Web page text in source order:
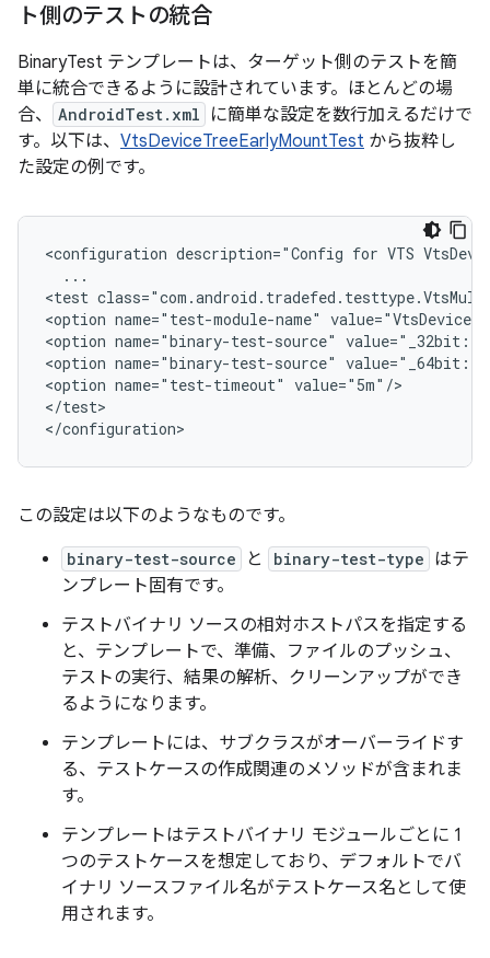
ト側のテストの統合
BinaryTest テンプレートは、ターゲット側のテストを簡
単に統合できるように設計されています。ほとんどの場
合、
AndroidTest.xml
に簡単な設定を数行加えるだけで
す。以下は、 VtsDeviceTreeEarlyMountTest から抜粋し
た設定の例です。
<configuration description="Config for VTS
  ...
<test
<option name="test-module-name"
<option name="binary-test-source"
<option name="binary-test-source"
<option name="test-timeout" value="5m"/>
</test>
この設定は以下のようなものです。
binary-test-source と binary-test-type はテ
ンプレート固有です。
テストバイナリ ソースの相対ホストパスを指定する
と、テンプレートで、準備、ファイルのプッシュ、
テストの実行、結果の解析、クリーンアップができ
るようになります。
テンプレートには、サブクラスがオーバーライドす
る、テストケースの作成関連のメソッドが含まれま
す。
テンプレートはテストバイナリ モジュールごとに 1
つのテストケースを想定しており、デフォルトでバ
イナリ ソースファイル名がテストケース名として使
用されます。